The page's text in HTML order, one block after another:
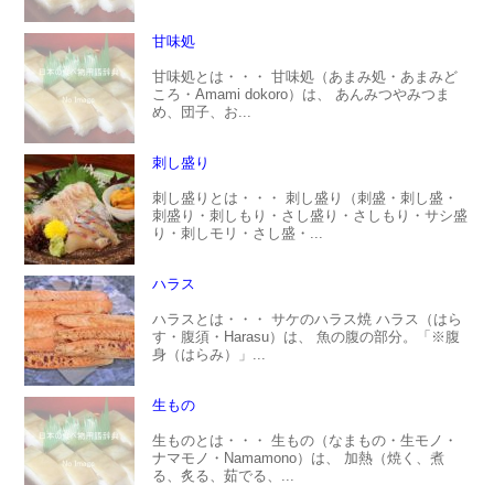
甘味処
甘味処とは・・・ 甘味処（あまみ処・あまみど
ころ・Amami dokoro）は、 あんみつやみつま
め、団子、お...
刺し盛り
刺し盛りとは・・・ 刺し盛り（刺盛・刺し盛・
刺盛り・刺しもり・さし盛り・さしもり・サシ盛
り・刺しモリ・さし盛・...
ハラス
ハラスとは・・・ サケのハラス焼 ハラス（はら
す・腹須・Harasu）は、 魚の腹の部分。「※腹
身（はらみ）」...
生もの
生ものとは・・・ 生もの（なまもの・生モノ・
ナマモノ・Namamono）は、 加熱（焼く、煮
る、炙る、茹でる、...